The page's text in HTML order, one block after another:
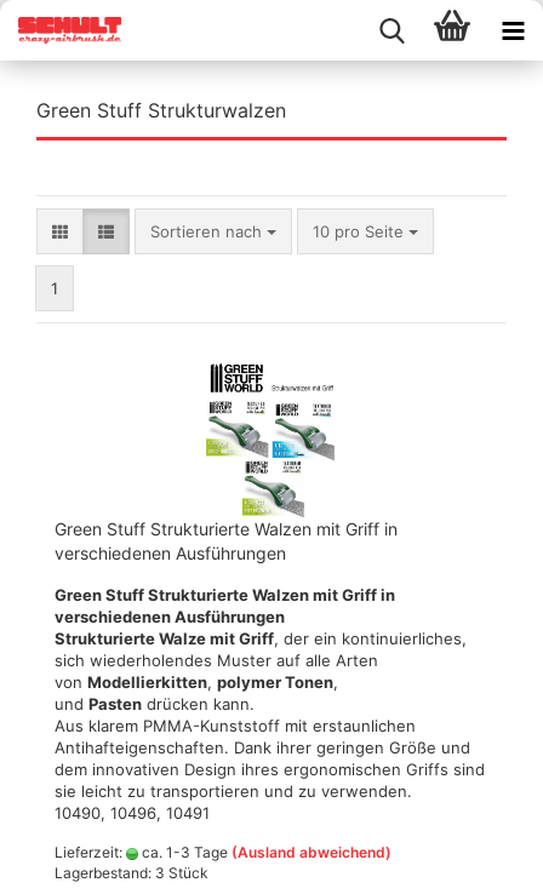
Green Stuff Strukturwalzen
Sortieren nach
Sortieren nach 10 pro Seite
pro Seite
1
Green Stuff Strukturierte Walzen mit Griff in
verschiedenen Ausführungen
Green Stuff Strukturierte Walzen mit Griff in
verschiedenen Ausführungen
Strukturierte Walze mit Griff, der ein kontinuierliches,
sich wiederholendes Muster auf alle Arten
von Modellierkitten, polymer Tonen,
und Pasten drücken kann.
Aus klarem PMMA-Kunststoff mit erstaunlichen
Antihafteigenschaften. Dank ihrer geringen Größe und
dem innovativen Design ihres ergonomischen Griffs sind
sie leicht zu transportieren und zu verwenden.
10490, 10496, 10491
Lieferzeit: ca. 1-3 Tage (Ausland abweichend)
Lagerbestand: 3 Stück